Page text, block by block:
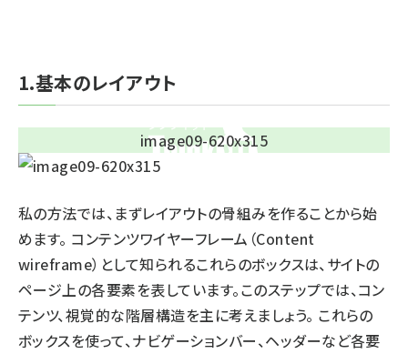
1.基本のレイアウト
私の方法では、まずレイアウトの骨組みを作ることから始
めます。 コンテンツワイヤーフレーム（Content
wireframe）として知られるこれらのボックスは、サイトの
ページ上の各要素を表しています。このステップでは、コン
テンツ、視覚的な階層構造を主に考えましょう。 これらの
ボックスを使って、ナビゲーションバー、ヘッダーなど各要